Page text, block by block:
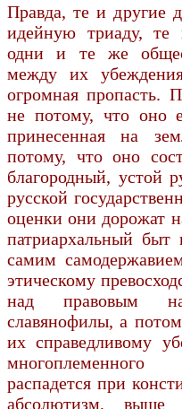
Правда, те и другие
идейную триаду, те
одни и те же
между их
огромная пропасть.
не потому, что оно
принесенная на
потому, что оно
благородный, устой
русской
оценки они дорожат
патриархальный быт
самим
этическому
над правовым
славянофилы, а
их справедливому
распадется при
абсолютизм,